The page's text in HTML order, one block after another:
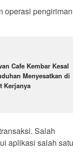
operasi pengiriman
Cafe Kembar Kesal
Menyesatkan di
Kerjanya
Salah
aplikasi salah satu